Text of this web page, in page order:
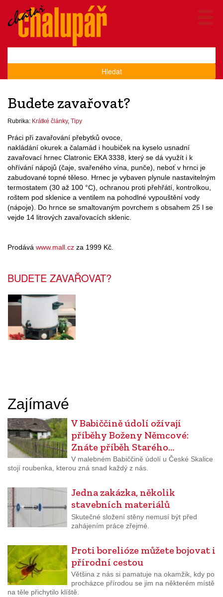
Hledat
Budete zavařovat?
Rubrika: Krátké články, Tipy
Práci při zavařování přebytků ovoce,
nakládání okurek a čalamád i houbiček na kyselo usnadní
zavařovací hrnec Clatronic EKA 3338, který se dá využít i k
ohřívání nápojů (čaje, svařeného vína, punče), neboť v hrnci je
zabudované topné těleso. Hrnec je vybaven plynule nastavitelným
termostatem (30 až 100 °C), ochranou proti přehřátí, kontrolkou,
roštem pod sklenice a ventilem na pohodlné vypouštění vody
(nápoje). Do hrnce se smaltovaným povrchem s obsahem 25 l se
vejde 14 litrových zavařovacích sklenic.
Prodává www.mall.cz za 1999 Kč.
BUDETE ZAVAŘOVAT?
Zajímavé
V Babiččině údolí ožívají
příběhy Boženy Němcové:
Znáte příběh Starého…
V malebném Babiččině údolí u České Skalice
stojí roubenka, kterou zná snad každý z nás.
Jedna zakázka, několik
stavebních materiálů
Skutečné složení stěny nemusí být před
zahájením práce zřejmé.
Proti borelióze můžete bojovat i
přírodní cestou
Většina z nás si pamatuje na okamžik, kdy po
procházce přírodou se jim na některém místě
na těle přichytilo klíště.